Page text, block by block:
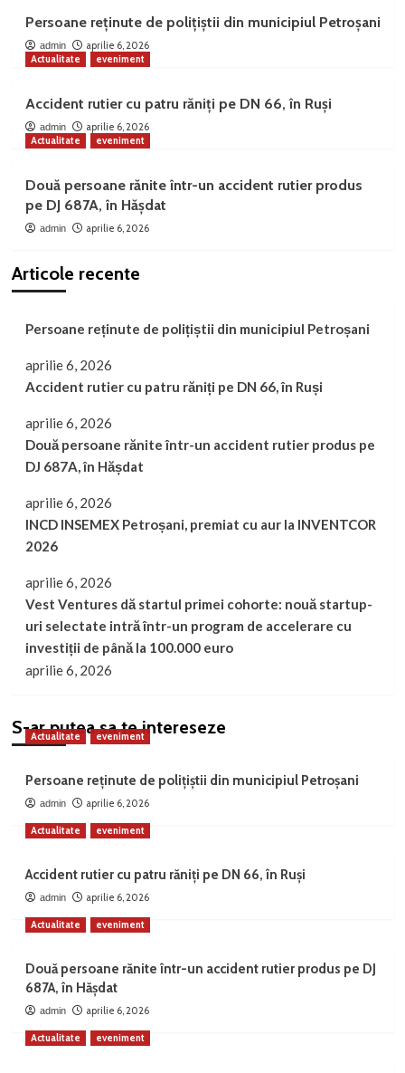
Persoane reținute de polițiștii din municipiul Petroșani
admin
aprilie 6, 2026
Actualitate
eveniment
Accident rutier cu patru răniți pe DN 66, în Ruși
admin
aprilie 6, 2026
Actualitate
eveniment
Două persoane rănite într-un accident rutier produs
pe DJ 687A, în Hășdat
admin aprilie 6, 2026
Articole recente
Persoane reținute de polițiștii din municipiul Petroșani
aprilie 6, 2026
Accident rutier cu patru răniți pe DN 66, în Ruși
aprilie 6, 2026
Două persoane rănite într-un accident rutier produs pe
DJ 687A, în Hășdat
aprilie 6, 2026
INCD INSEMEX Petroșani, premiat cu aur la INVENTCOR
2026
aprilie 6, 2026
Vest Ventures dă startul primei cohorte: nouă startup-
uri selectate intră într-un program de accelerare cu
investiții de până la 100.000 euro
aprilie 6, 2026
S-ar putea sa te intereseze
Actualitate eveniment
Persoane reținute de polițiștii din municipiul Petroșani
admin aprilie 6, 2026
Actualitate eveniment
Accident rutier cu patru răniți pe DN 66, în Ruși
admin aprilie 6, 2026
Actualitate eveniment
Două persoane rănite într-un accident rutier produs pe DJ
687A, în Hășdat
admin aprilie 6, 2026
Actualitate eveniment